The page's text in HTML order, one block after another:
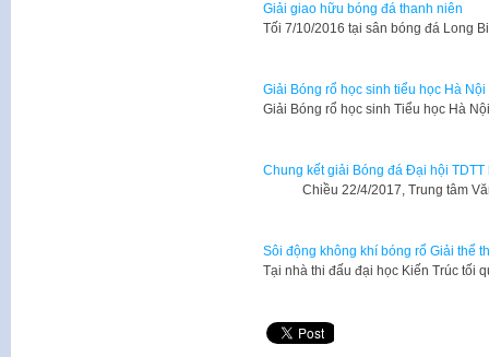
Giải giao hữu bóng đá thanh niên
Tối 7/10/2016 tại sân bóng đá Long
Giải Bóng rổ học sinh tiểu học Hà
Giải Bóng rổ học sinh Tiểu học Hà
Chung kết giải Bóng đá Đại hội
Chiều 22/4/2017, Trung tâm Văn
Sôi động không khí bóng rổ Giải thể
Tại nhà thi đấu đại học Kiến Trúc tối